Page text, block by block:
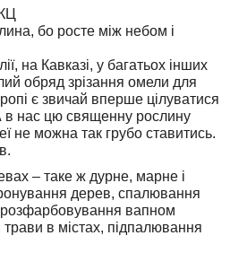
бо росте між небом і
на Кавказі, у багатьох інших
обряд зрізання омели для
є звичай вперше цілуватися
в нас цю священну рослину
не можна так грубо ставитись.
– таке ж дурне, марне і
дерев, спалювання
вапном
трави в містах, підпалювання